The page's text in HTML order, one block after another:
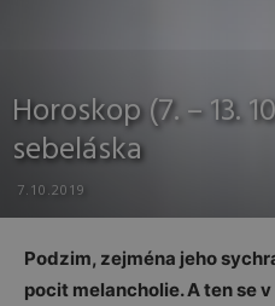
Horoskop (7. – 13.
sebeláska
7.10.2019
Podzim, zejména jeho
pocit melancholie. A ten se